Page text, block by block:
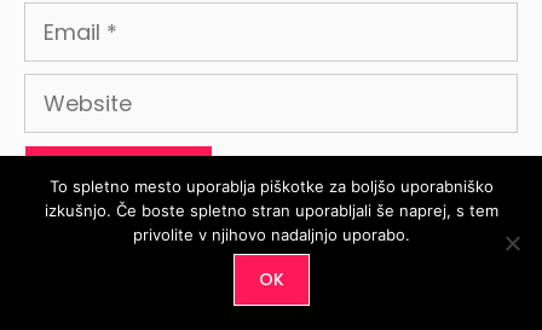
Email
Website
Video tečaji + zaprt lepotna skupnost
To spletno mesto uporablja piškotke za boljšo uporabniško
izkušnjo. Če boste spletno stran uporabljali še naprej, s tem
privolite v njihovo nadaljnjo uporabo.
OK